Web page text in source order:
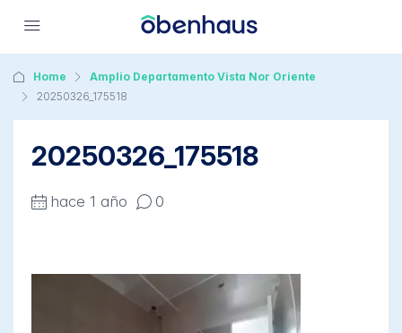
Home
Amplio Departamento Vista Nor Oriente
20250326_175518
20250326_175518
hace 1 año 0